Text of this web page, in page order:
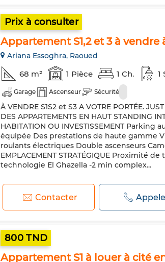
Prix à consulter
Appartement S1,2 et 3 à vendre
Ariana Essoghra, Raoued
68 m² 1 Pièce 1 Ch. 1
Garage Ascenseur Sécurité
À VENDRE S1S2 et S3 A VOTRE PORTÉE.
DES APPARTEMENTS EN HAUT STANDING
HABITATION OU INVESTISSEMENT Parking
équipée Des prestations de haute gamme
roulants électriques Double ascenseurs
EMPLACEMENT STRATÉGIQUE Proximité
technologie El Ghazella -2 min complex...
Contacter
800 TND
Appartement S1 à louer à cité